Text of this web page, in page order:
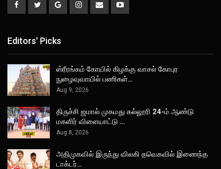
Editors' Picks
ஸ்ரீரங்கம் கோயில் கிழக்கு வாசல் கோபுர
நுழைவுவாயில் பணிகள்…
Aug 9, 2026
திருச்சி ஜமால் முகமது கல்லூரி 24-ம் ஆண்டு
மகளிர் விளையாட்டு …
Aug 8, 2026
அதிமுகவில் இருந்து விலகி தவெகவில் இணைந்த
டாக்டர்…